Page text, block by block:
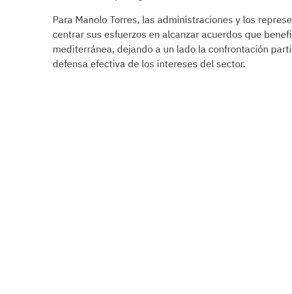
Para Manolo Torres, las administraciones y los
centrar sus esfuerzos en alcanzar acuerdos que
mediterránea, dejando a un lado la confrontación
defensa efectiva de los intereses del sector.